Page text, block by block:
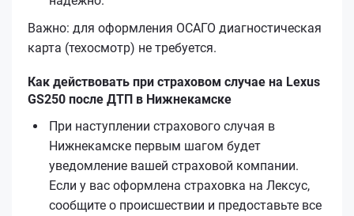
Важно: для оформления ОСАГО диагностическая
карта (техосмотр) не требуется.
Как действовать при страховом случае на Lexus
GS250 после ДТП в Нижнекамске
При наступлении страхового случая в
Нижнекамске первым шагом будет
уведомление вашей страховой компании.
Если у вас оформлена страховка на Лексус,
сообщите о происшествии и предоставьте все